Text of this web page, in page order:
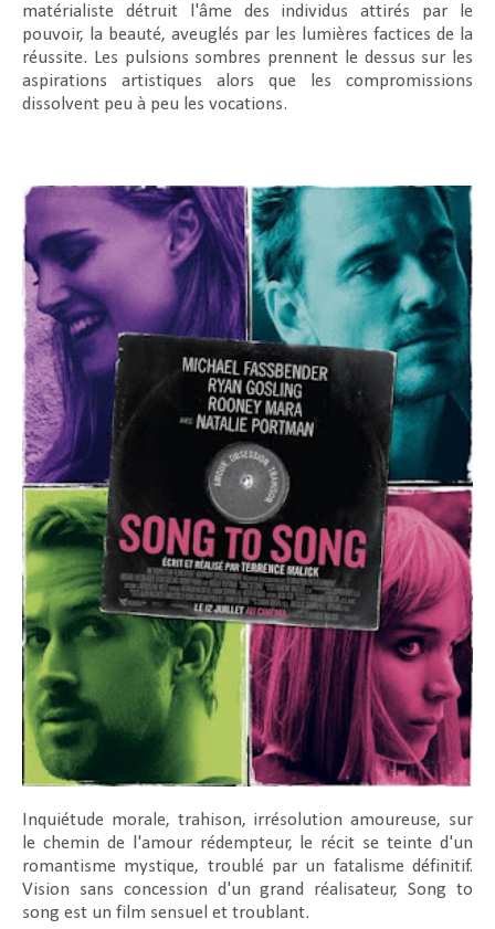
matérialiste détruit l'âme des individus attirés par le
pouvoir, la beauté, aveuglés par les lumières factices de la
réussite. Les pulsions sombres prennent le dessus sur les
aspirations artistiques alors que les compromissions
dissolvent peu à peu les vocations.
Inquiétude morale, trahison, irrésolution amoureuse, sur
le chemin de l'amour rédempteur, le récit se teinte d'un
romantisme mystique, troublé par un fatalisme définitif.
Vision sans concession d'un grand réalisateur,Song to
song est un film sensuel et troublant.